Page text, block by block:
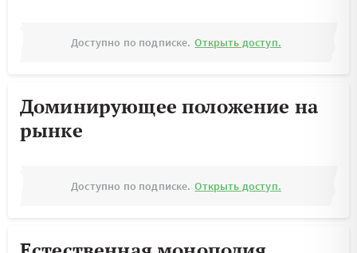
Доступно по подписке. Открыть доступ.
Доминирующее положение на
рынке
Доступно по подписке. Открыть доступ.